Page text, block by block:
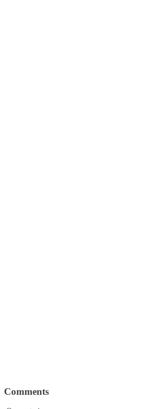
Comments